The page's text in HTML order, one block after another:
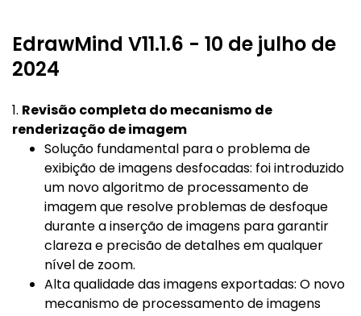
EdrawMind V11.1.6 - 10 de julho de
2024
1. Revisão completa do mecanismo de
renderização de imagem
Solução fundamental para o problema de
exibição de imagens desfocadas: foi introduzido
um novo algoritmo de processamento de
imagem que resolve problemas de desfoque
durante a inserção de imagens para garantir
clareza e precisão de detalhes em qualquer
nível de zoom.
Alta qualidade das imagens exportadas: O novo
mecanismo de processamento de imagens